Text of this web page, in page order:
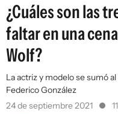
¿Cuáles son las
faltar en una
Wolf?
La actriz y modelo se sumó
Federico González
24 de septiembre 2021